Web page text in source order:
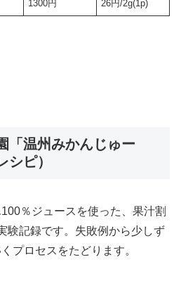
1300円 26円/2g(1p)
「温州みかんじゅー
シピ）
％ジュースを使った、果汁割
験記録です。失敗例から少しず
プロセスをたどります。